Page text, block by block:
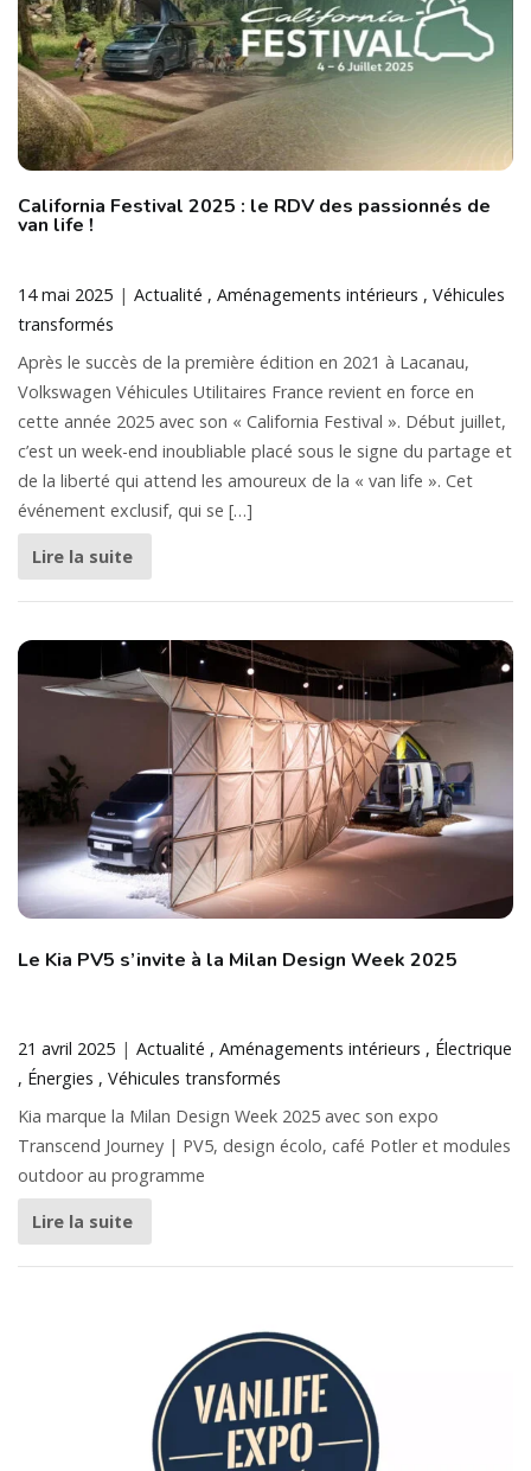
California Festival 2025 : le RDV des passionnés de
van life !
14 mai 2025 Actualité Aménagements intérieurs
Véhicules
transformés
Après le succès de la première édition en 2021 à Lacanau,
Volkswagen Véhicules Utilitaires France revient en force en
cette année 2025 avec son « California Festival ». Début juillet,
c’est un week-end inoubliable placé sous le signe du partage et
de la liberté qui attend les amoureux de la « van life ». Cet
événement exclusif, qui se […]
Lire la suite
Le Kia PV5 s’invite à la Milan Design Week 2025
21 avril 2025 Actualité Aménagements intérieurs
Électrique
Énergies
Véhicules transformés
Kia marque la Milan Design Week 2025 avec son expo
Transcend Journey | PV5, design écolo, café Potler et modules
outdoor au programme
Lire la suite